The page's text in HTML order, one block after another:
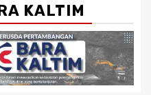
KALTIM